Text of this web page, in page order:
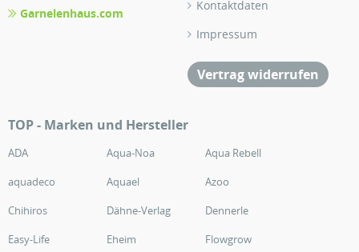
Garnelenhaus.com
Kontaktdaten
Impressum
Vertrag widerrufen
TOP - Marken und Hersteller
ADA Aqua-Noa
Aqua Rebell
aquadeco
Aquael
Azoo
Chihiros
Dähne-Verlag
Dennerle
Easy-Life
Eheim
Flowgrow